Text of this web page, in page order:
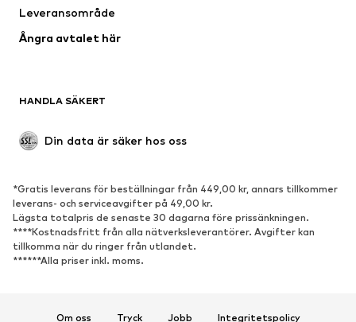
Tillfällen
Upcycling
Nytt
Boots & stövlar
Lågskor
Sportkläder
Sporttyper
Sportskor
Leveransområde
Ångra avtalet här
HANDLA SÄKERT
Din data är säker hos oss
*Gratis leverans för beställningar från 449,00 kr, annars tillkommer
leverans- och serviceavgifter på 49,00 kr.
Lägsta totalpris de senaste 30 dagarna före prissänkningen.
****Kostnadsfritt från alla nätverksleverantörer. Avgifter kan
tillkomma när du ringer från utlandet.
******Alla priser inkl. moms.
Om oss Tryck Jobb Integritetspolicy